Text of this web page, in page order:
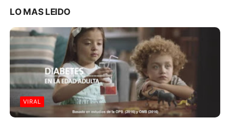
LO MAS LEIDO
VIRAL